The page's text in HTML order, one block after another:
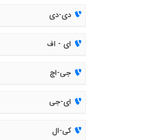
دی-دی
ای - اف
جی-اچ
ای-جی
کی-ال